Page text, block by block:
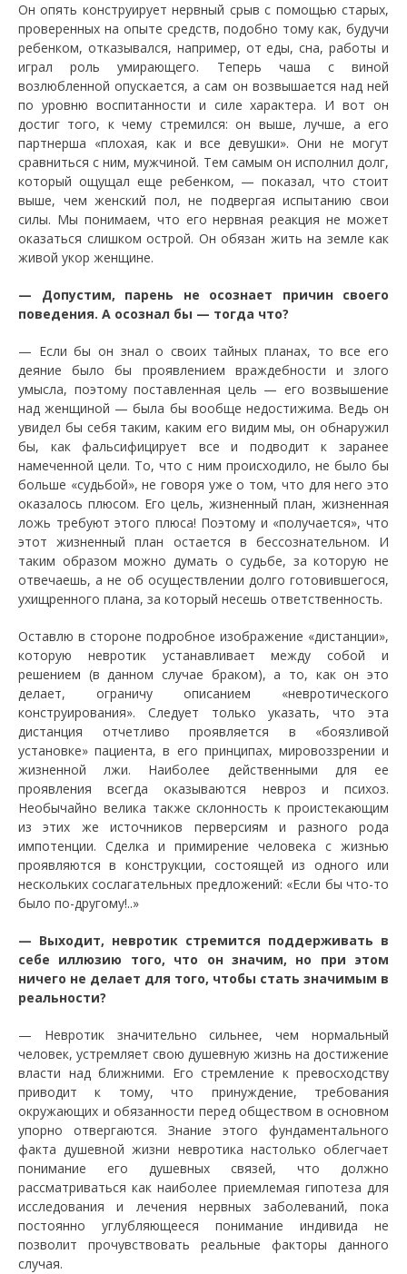
Он опять конструирует нервный срыв с помощью старых,
проверенных на опыте средств, подобно тому как, будучи
ребенком, отказывался, например, от еды, сна, работы и
играл роль умирающего. Теперь чаша с виной
возлюбленной опускается, а сам он возвышается над ней
по уровню воспитанности и силе характера. И вот он
достиг того, к чему стремился: он выше, лучше, а его
партнерша «плохая, как и все девушки». Они не могут
сравниться с ним, мужчиной. Тем самым он исполнил долг,
который ощущал еще ребенком, — показал, что стоит
выше, чем женский пол, не подвергая испытанию свои
силы. Мы понимаем, что его нервная реакция не может
оказаться слишком острой. Он обязан жить на земле как
живой укор женщине.
— Допустим, парень не осознает причин своего
поведения. А осознал бы — тогда что?
— Если бы он знал о своих тайных планах, то все его
деяние было бы проявлением враждебности и злого
умысла, поэтому поставленная цель — его возвышение
над женщиной — была бы вообще недостижима. Ведь он
увидел бы себя таким, каким его видим мы, он обнаружил
бы, как фальсифицирует все и подводит к заранее
намеченной цели. То, что с ним происходило, не было бы
больше «судьбой», не говоря уже о том, что для него это
оказалось плюсом. Его цель, жизненный план, жизненная
ложь требуют этого плюса! Поэтому и «получается», что
этот жизненный план остается в бессознательном. И
таким образом можно думать о судьбе, за которую не
отвечаешь, а не об осуществлении долго готовившегося,
ухищренного плана, за который несешь ответственность.
Оставлю в стороне подробное изображение «дистанции»,
которую невротик устанавливает между собой и
решением (в данном случае браком), а то, как он это
делает, ограничу описанием «невротического
конструирования». Следует только указать, что эта
дистанция отчетливо проявляется в «боязливой
установке» пациента, в его принципах, мировоззрении и
жизненной лжи. Наиболее действенными для ее
проявления всегда оказываются невроз и психоз.
Необычайно велика также склонность к проистекающим
из этих же источников перверсиям и разного рода
импотенции. Сделка и примирение человека с жизнью
проявляются в конструкции, состоящей из одного или
нескольких сослагательных предложений: «Если бы что-то
было по-другому!..»
— Выходит, невротик стремится поддерживать в
себе иллюзию того, что он значим, но при этом
ничего не делает для того, чтобы стать значимым в
реальности?
— Невротик значительно сильнее, чем нормальный
человек, устремляет свою душевную жизнь на достижение
власти над ближними. Его стремление к превосходству
приводит к тому, что принуждение, требования
окружающих и обязанности перед обществом в основном
упорно отвергаются. Знание этого фундаментального
факта душевной жизни невротика настолько облегчает
понимание его душевных связей, что должно
рассматриваться как наиболее приемлемая гипотеза для
исследования и лечения нервных заболеваний, пока
постоянно углубляющееся понимание индивида не
позволит прочувствовать реальные факторы данного
случая.